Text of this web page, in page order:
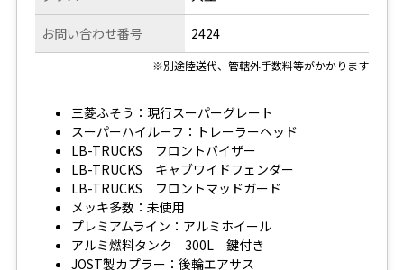
お問い合わせ番号 2424
※別途陸送代、管轄外手数料等がかかります
三菱ふそう：現行スーパーグレート
スーパーハイルーフ：トレーラーヘッド
LB-TRUCKS フロントバイザー
LB-TRUCKS キャブワイドフェンダー
LB-TRUCKS フロントマッドガード
メッキ多数：未使用
プレミアムライン：アルミホイール
アルミ燃料タンク 300L 鍵付き
JOST製カプラー：後輪エアサス